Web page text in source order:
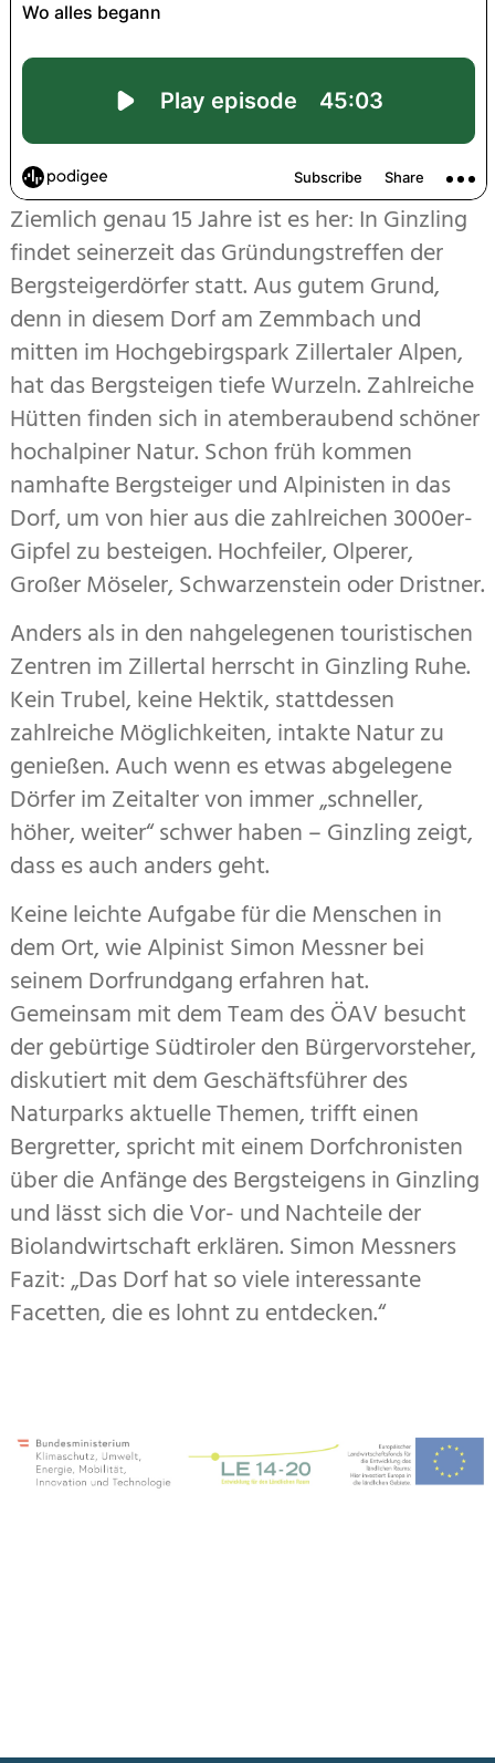
Ziemlich genau 15 Jahre ist es her: In Ginzling
findet seinerzeit das Gründungstreffen der
Bergsteigerdörfer statt. Aus gutem Grund,
denn in diesem Dorf am Zemmbach und
mitten im Hochgebirgspark Zillertaler Alpen,
hat das Bergsteigen tiefe Wurzeln. Zahlreiche
Hütten finden sich in atemberaubend schöner
hochalpiner Natur. Schon früh kommen
namhafte Bergsteiger und Alpinisten in das
Dorf, um von hier aus die zahlreichen 3000er-
Gipfel zu besteigen. Hochfeiler, Olperer,
Großer Möseler, Schwarzenstein oder Dristner.
Anders als in den nahgelegenen touristischen
Zentren im Zillertal herrscht in Ginzling Ruhe.
Kein Trubel, keine Hektik, stattdessen
zahlreiche Möglichkeiten, intakte Natur zu
genießen. Auch wenn es etwas abgelegene
Dörfer im Zeitalter von immer „schneller,
höher, weiter“ schwer haben – Ginzling zeigt,
dass es auch anders geht.
Keine leichte Aufgabe für die Menschen in
dem Ort, wie Alpinist Simon Messner bei
seinem Dorfrundgang erfahren hat.
Gemeinsam mit dem Team des ÖAV besucht
der gebürtige Südtiroler den Bürgervorsteher,
diskutiert mit dem Geschäftsführer des
Naturparks aktuelle Themen, trifft einen
Bergretter, spricht mit einem Dorfchronisten
über die Anfänge des Bergsteigens in Ginzling
und lässt sich die Vor- und Nachteile der
Biolandwirtschaft erklären. Simon Messners
Fazit: „Das Dorf hat so viele interessante
Facetten, die es lohnt zu entdecken.“